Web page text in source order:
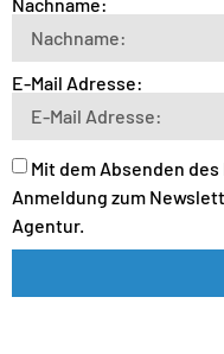
Nachname:
E-Mail Adresse:
Mit dem Absenden
Anmeldung zum
Agentur.